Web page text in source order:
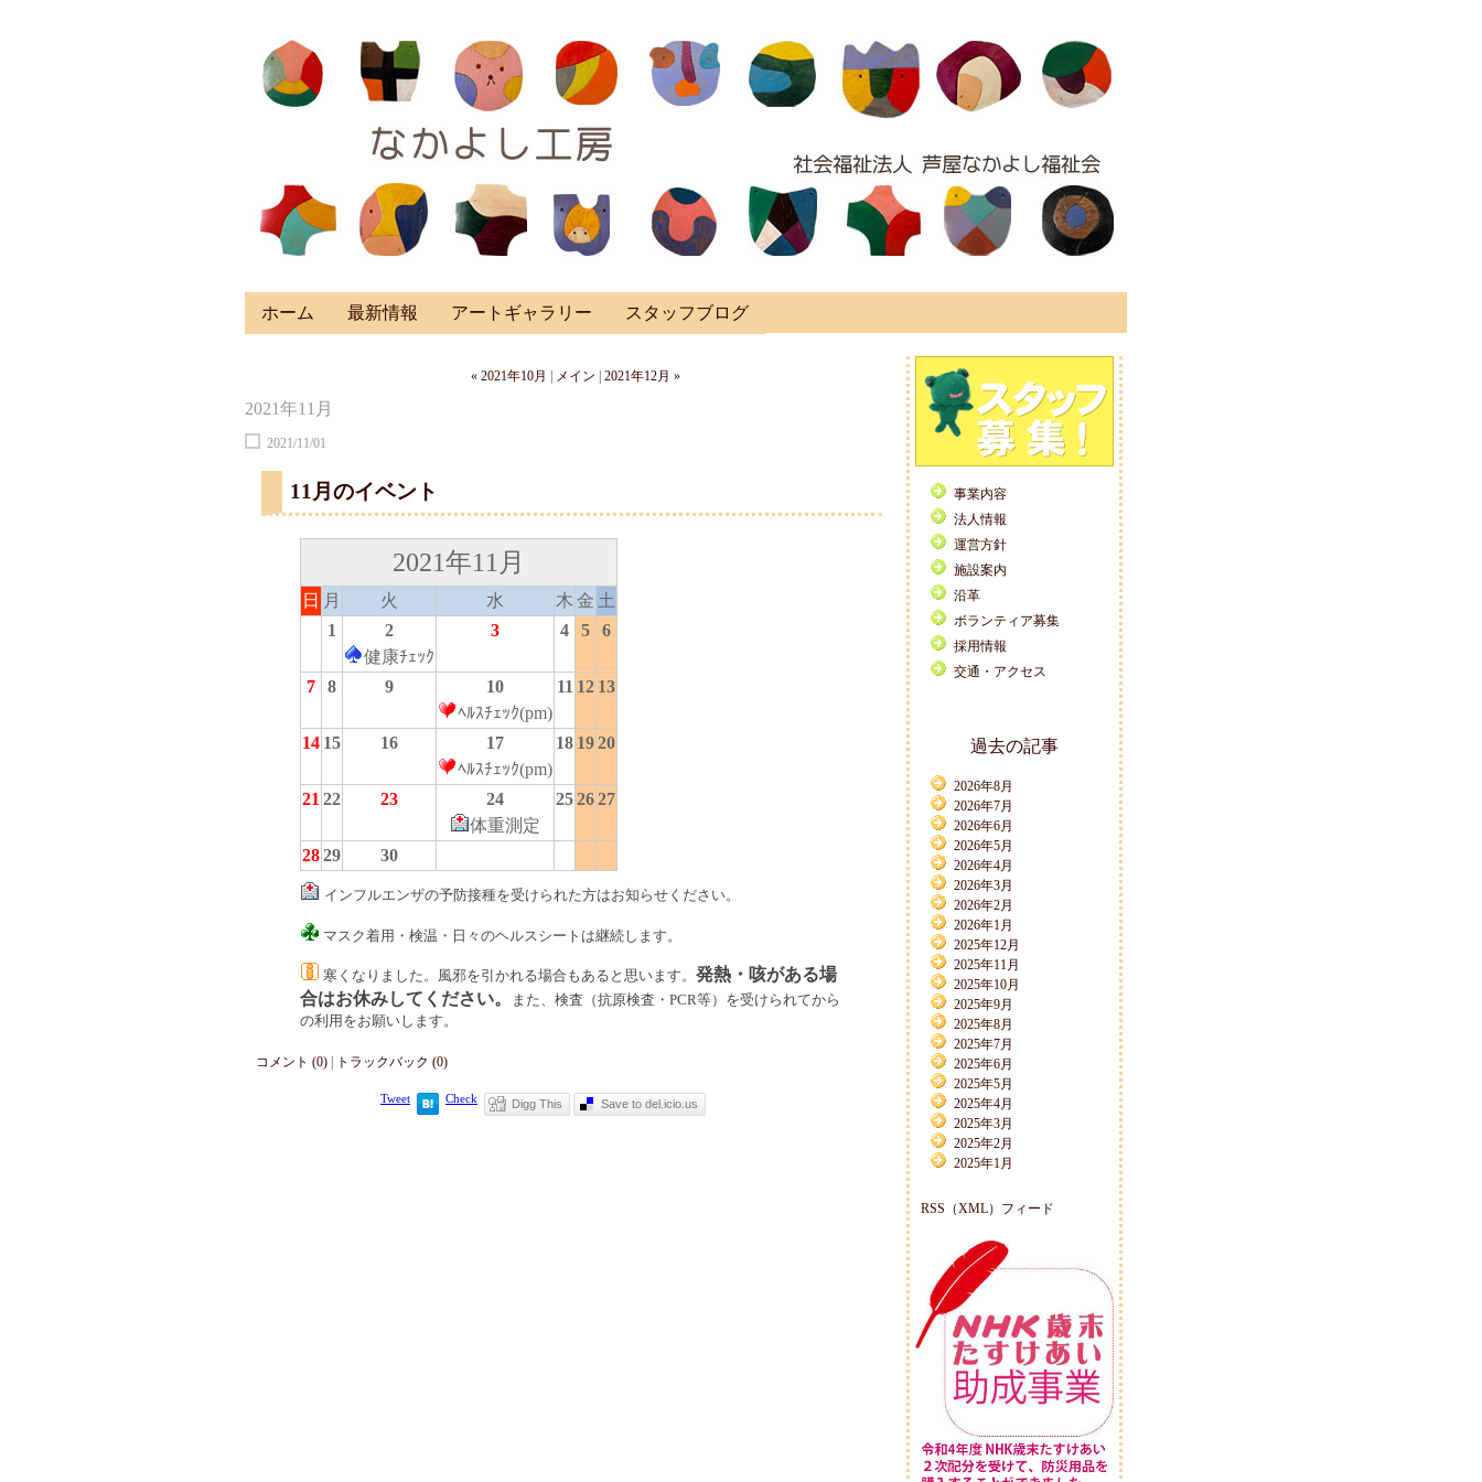
ホーム 最新情報 アートギャラリー スタッフブログ
« 2021年10月 メイン 2021年12月 »
2021年11月
2021/11/01
11月のイベント
2021年11月
日 月 火 水 木 金 土
1
2
健康ﾁｪｯｸ
3 4 5 6
7 8 9
10
ﾍﾙｽﾁｪｯｸ(pm)
11 12 13
14 15 16
17
ﾍﾙｽﾁｪｯｸ(pm)
18 1920
21 22 23
24
体重測定
252627
2829 30
インフルエンザの予防接種を受けられた方はお知らせください。
マスク着用・検温・日々のヘルスシートは継続します。
寒くなりました。風邪を引かれる場合もあると思います。 発熱・咳がある場
合はお休みしてください。
また、検査（抗原検査・PCR等）を受けられてから
の利用をお願いします。
コメント (0) トラックバック (0)
Tweet Check Digg This Save to del.icio.us
事業内容
法人情報
運営方針
施設案内
沿革
ボランティア募集
採用情報
交通・アクセス
過去の記事
2026年8月
2026年7月
2026年6月
2026年5月
2026年4月
2026年3月
2026年2月
2026年1月
2025年12月
2025年11月
2025年10月
2025年9月
2025年8月
2025年7月
2025年6月
2025年5月
2025年4月
2025年3月
2025年2月
2025年1月
RSS（XML）フィード